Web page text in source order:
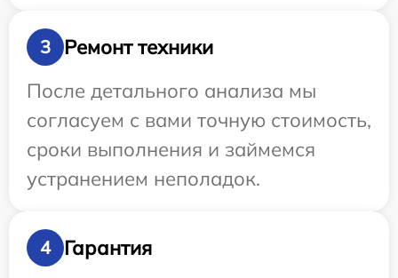
3
Ремонт техники
После детального анализа мы
согласуем с вами точную стоимость,
сроки выполнения и займемся
устранением неполадок.
4
Гарантия